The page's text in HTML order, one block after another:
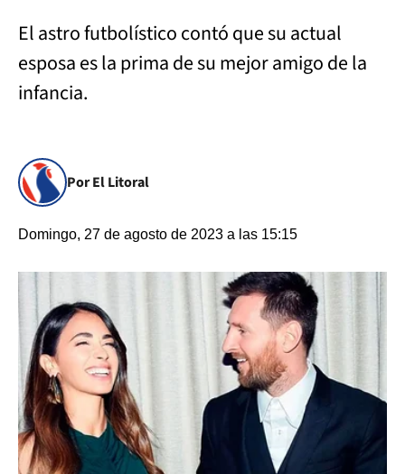
El astro futbolístico contó que su actual
esposa es la prima de su mejor amigo de la
infancia.
Por El Litoral
Domingo, 27 de agosto de 2023 a las 15:15